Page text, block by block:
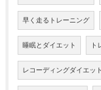
早く走るトレーニング
睡眠とダイエット ト
レコーディングダイエット